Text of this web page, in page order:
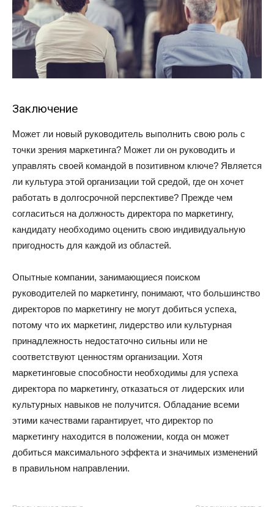
Заключение
Может ли новый руководитель выполнить свою роль с
точки зрения маркетинга? Может ли он руководить и
управлять своей командой в позитивном ключе? Является
ли культура этой организации той средой, где он хочет
работать в долгосрочной перспективе? Прежде чем
согласиться на должность директора по маркетингу,
кандидату необходимо оценить свою индивидуальную
пригодность для каждой из областей.
Опытные компании, занимающиеся поиском
руководителей по маркетингу, понимают, что большинство
директоров по маркетингу не могут добиться успеха,
потому что их маркетинг, лидерство или культурная
принадлежность недостаточно сильны или не
соответствуют ценностям организации. Хотя
маркетинговые способности необходимы для успеха
директора по маркетингу, отказаться от лидерских или
культурных навыков не получится. Обладание всеми
этими качествами гарантирует, что директор по
маркетингу находится в положении, когда он может
добиться максимального эффекта и значимых изменений
в правильном направлении.